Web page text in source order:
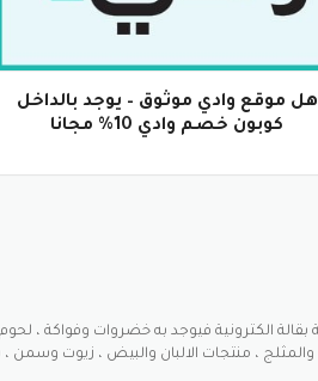
هل موقع وادي موثوق – يوجد بالداخل
كوبون خصم وادي 10% مجانا